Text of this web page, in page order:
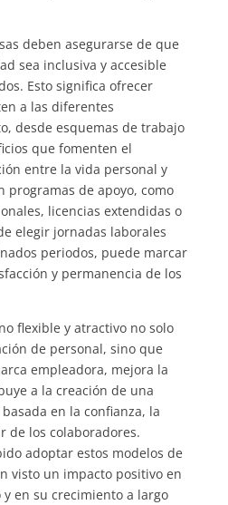
deben asegurarse de que
sea inclusiva y accesible
Esto significa ofrecer
a las diferentes
desde esquemas de trabajo
que fomenten el
entre la vida personal y
programas de apoyo, como
licencias extendidas o
elegir jornadas laborales
periodos, puede marcar
y permanencia de los
flexible y atractivo no solo
de personal, sino que
empleadora, mejora la
a la creación de una
en la confianza, la
de los colaboradores.
adoptar estos modelos de
visto un impacto positivo en
en su crecimiento a largo